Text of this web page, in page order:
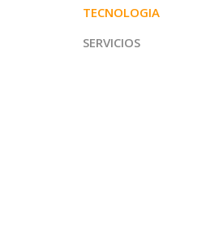
TECNOLOGIA
SERVICIOS